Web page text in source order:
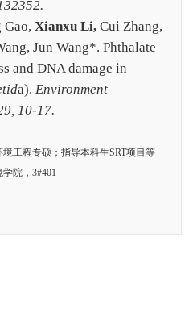
Gao,Xianxu Li,Cui Zhang,
Jun Wang*. Phthalate
and DNA damage in
a).Environment
10-17.
工程专硕；指导本科生SRT项目等
学院，3#401